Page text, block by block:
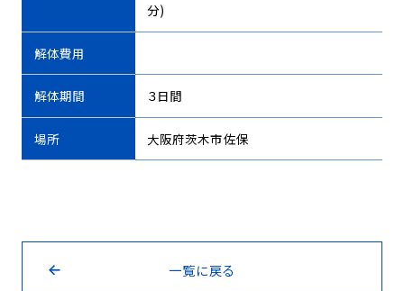
分)
解体費用
解体期間 ３日間
場所 大阪府茨木市佐保
一覧に戻る